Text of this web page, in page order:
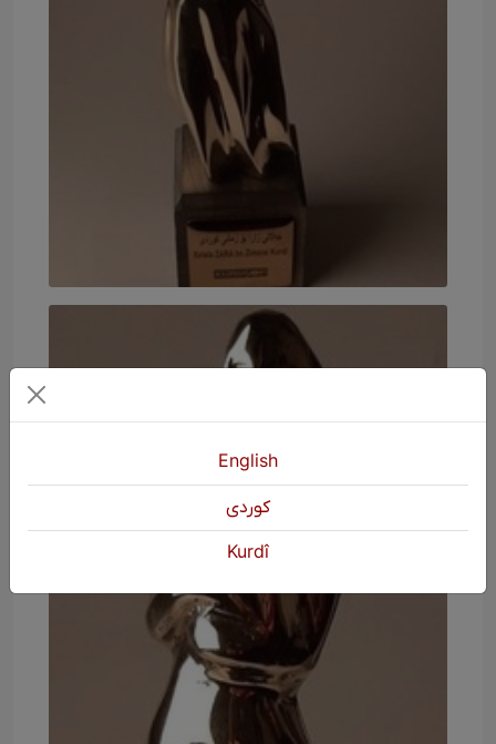
English
كوردی
Kurdî